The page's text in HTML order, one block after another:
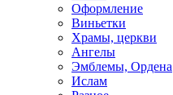
Оформление
Виньетки
Храмы, церкви
Ангелы
Эмблемы, Ордена
Ислам